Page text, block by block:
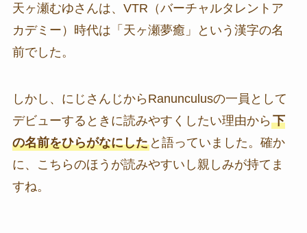
天ヶ瀬むゆさんは、VTR（バーチャルタレントア
カデミー）時代は「天ヶ瀬夢癒」という漢字の名
前でした。
しかし、にじさんじからRanunculusの一員として
デビューするときに読みやすくしたい理由から 下
の名前をひらがなにしたと語っていました。確か
に、こちらのほうが読みやすいし親しみが持てま
すね。